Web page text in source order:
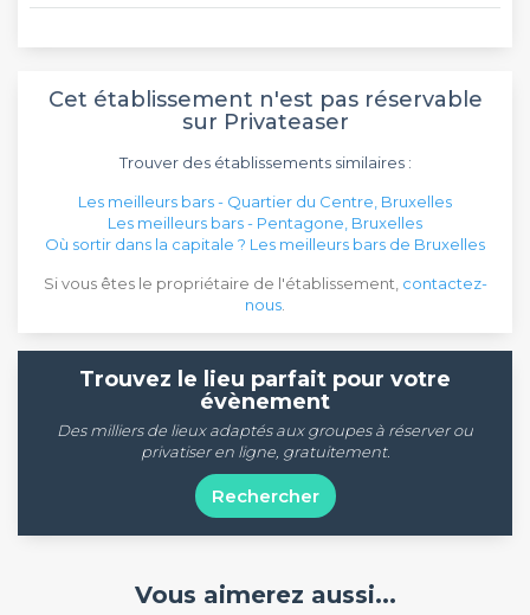
Cet établissement n'est pas réservable
sur Privateaser
Trouver des établissements similaires :
Les meilleurs bars - Quartier du Centre, Bruxelles
Les meilleurs bars - Pentagone, Bruxelles
Où sortir dans la capitale ? Les meilleurs bars de Bruxelles
Si vous êtes le propriétaire de l'établissement, contactez-
nous
Trouvez le lieu parfait pour votre
évènement
Des milliers de lieux adaptés aux groupes à réserver ou
privatiser en ligne, gratuitement.
Rechercher
Vous aimerez aussi...